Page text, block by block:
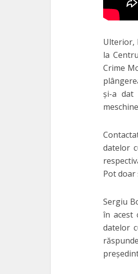
Ulterior,
la
Crime
şi-a dat
datelor
Pot doar
Sergiu
în acest
datelor